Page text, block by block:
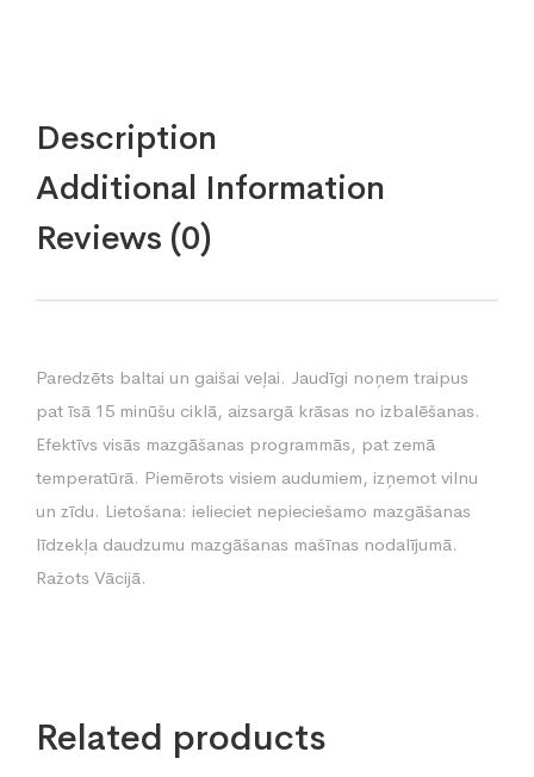
Description
Additional Information
Reviews (0)
Paredzēts baltai un gaišai veļai. Jaudīgi noņem traipus
pat īsā 15 minūšu ciklā, aizsargā krāsas no izbalēšanas.
Efektīvs visās mazgāšanas programmās, pat zemā
temperatūrā. Piemērots visiem audumiem, izņemot vilnu
un zīdu. Lietošana: ielieciet nepieciešamo mazgāšanas
līdzekļa daudzumu mazgāšanas mašīnas nodalījumā.
Ražots Vācijā.
Related products